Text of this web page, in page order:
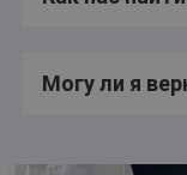
Могу ли я